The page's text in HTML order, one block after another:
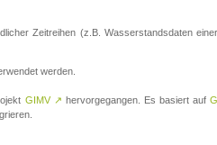
Zeitreihen (z.B. Wasserstandsdaten
werden.
GIMV ↗ hervorgegangen. Es basiert auf